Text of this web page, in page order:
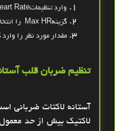
وارد تنظیماتRate
گزینهMax HR را
مقدار مورد نظر را وارد
تنظیم ضربان قلب
آستانه لاکتات ضربانی
لاکتیک بیش از حد